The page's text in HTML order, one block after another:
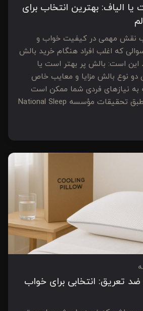
الیاف: بهترین انتخاب برای
نقش مهمی در کیفیت خواب و
که اغلب افراد هنگام خرید بالش
این است: بالش پر بهتر است یا
دو نوع بالش مزایا و معایب خاص
به نیازهای فردی شما ممکن است
گزینه بهتری باشند. طبق تحقیقات مؤسسه National Sleep
تعریق: انتخابی برای خواب